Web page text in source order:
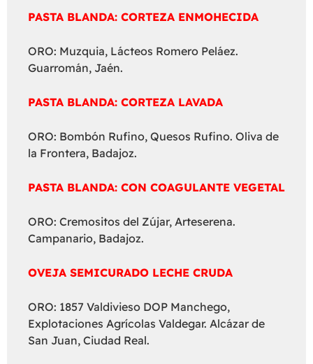
PASTA BLANDA: CORTEZA ENMOHECIDA
ORO: Muzquia, Lácteos Romero Peláez.
Guarromán, Jaén.
PASTA BLANDA: CORTEZA LAVADA
ORO: Bombón Rufino, Quesos Rufino. Oliva de
la Frontera, Badajoz.
PASTA BLANDA: CON COAGULANTE VEGETAL
ORO: Cremositos del Zújar, Arteserena.
Campanario, Badajoz.
OVEJA SEMICURADO LECHE CRUDA
ORO: 1857 Valdivieso DOP Manchego,
Explotaciones Agrícolas Valdegar. Alcázar de
San Juan, Ciudad Real.